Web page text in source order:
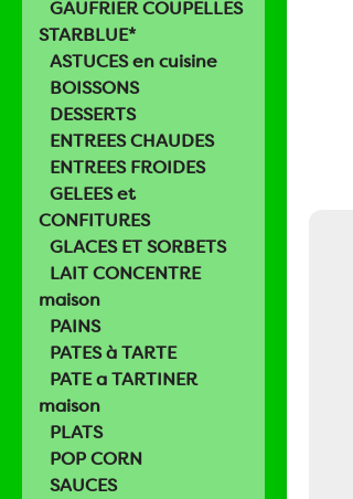
GAUFRIER COUPELLES
STARBLUE*
ASTUCES en cuisine
BOISSONS
DESSERTS
ENTREES CHAUDES
ENTREES FROIDES
GELEES et
CONFITURES
GLACES ET SORBETS
LAIT CONCENTRE
maison
PAINS
PATES à TARTE
PATE a TARTINER
maison
PLATS
POP CORN
SAUCES